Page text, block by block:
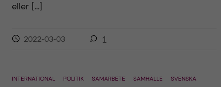
eller […]
2022-03-03 1
INTERNATIONAL POLITIK SAMARBETE SAMHÄLLE SVENSKA